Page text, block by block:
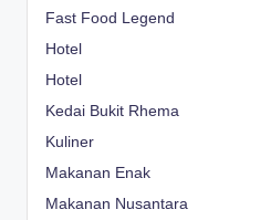
Fast Food Legend
Hotel
Hotel
Kedai Bukit Rhema
Kuliner
Makanan Enak
Makanan Nusantara